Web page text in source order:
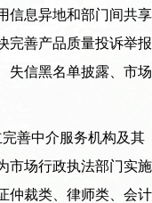
信息异地和部门间共享
完善产品质量投诉举报
失信黑名单披露、市场
善中介服务机构及其
市场行政执法部门实施
仲裁类、律师类、会计